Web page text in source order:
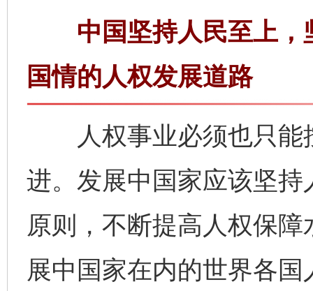
中国坚持人民至上，
国情的人权发展道路
人权事业必须也只能
进。发展中国家应该坚
原则，不断提高人权保
展中国家在内的世界各